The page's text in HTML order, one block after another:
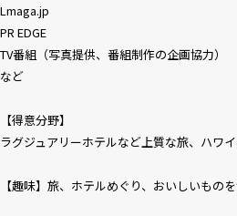
Lmaga.jp
PR EDGE
TV番組（写真提供、番組制作の企画協力）
など
【得意分野】
ラグジュアリーホテルなど上質な旅、ハワ
【趣味】旅、ホテルめぐり、おいしいもの